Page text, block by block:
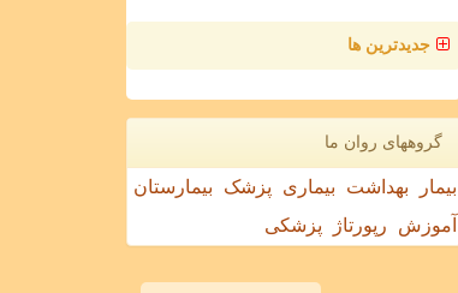
جدیدترین ها
گروههای روان ما
بیمار بهداشت بیماری پزشک
بیمارستان
آموزش
رپورتاژ پزشکی